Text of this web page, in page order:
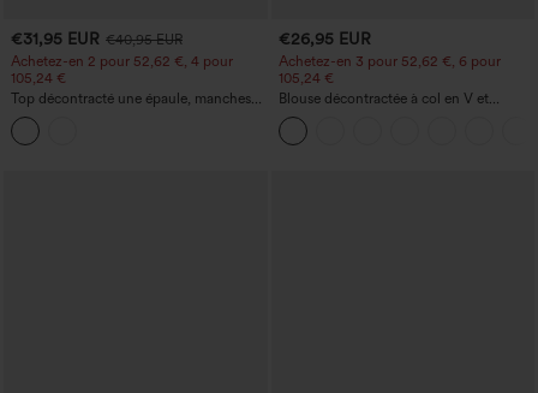
€31,95 EUR €40,95 EUR
Achetez-en 2 pour 52,62 €, 4 pour
105,24 €
Top décontracté une épaule, manches
courtes, ourlet arrondi hi-low,
soutien‑gorge intégré, motif à pois
€26,95 EUR
Achetez-en 3 pour 52,62 €, 6 pour
105,24 €
Blouse décontractée à col en V et
manches courtes bouffantes